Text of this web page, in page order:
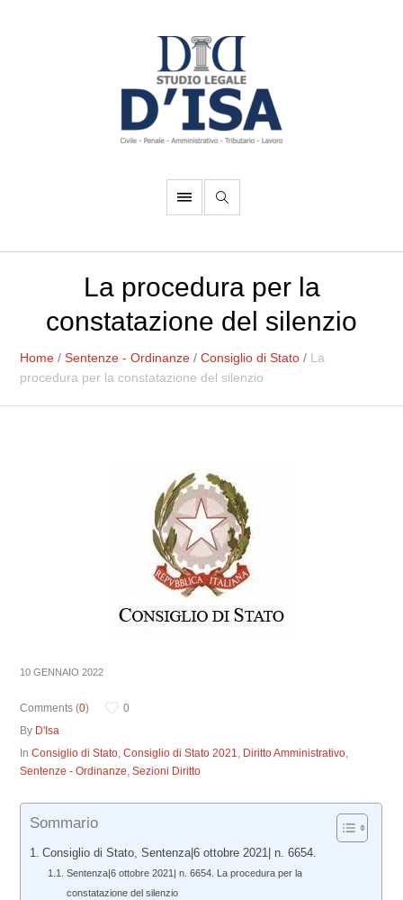
La procedura per la
constatazione del silenzio
Home /Sentenze - Ordinanze /Consiglio di Stato / La
procedura per la constatazione del silenzio
10 GENNAIO 2022
Comments (0)
0
By D'Isa
InConsiglio di Stato,Consiglio di Stato 2021, Diritto Amministrativo,
Sentenze - Ordinanze,Sezioni Diritto
Sommario
Consiglio di Stato, Sentenza|6 ottobre 2021| n. 6654.
Sentenza|6 ottobre 2021| n. 6654. La procedura per la
constatazione del silenzio